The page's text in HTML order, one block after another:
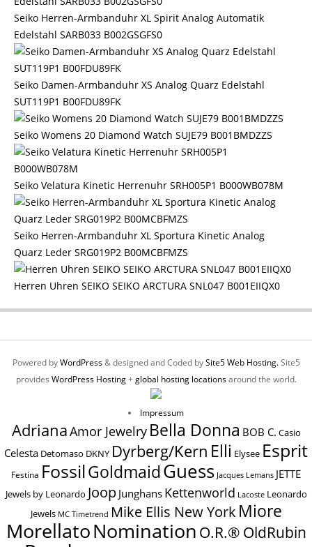
Seiko Herren-Armbanduhr XL Spirit Analog Automatik
Edelstahl SARB033 B002GSGFS0
Seiko Damen-Armbanduhr XS Analog Quarz Edelstahl
SUT119P1 B00FDU89FK
Seiko Womens 20 Diamond Watch SUJE79 B001BMDZZS
Seiko Velatura Kinetic Herrenuhr SRH005P1 B000WB078M
Seiko Herren-Armbanduhr XL Sportura Kinetic Analog
Quarz Leder SRG019P2 B00MCBFMZS
Herren Uhren SEIKO SEIKO ARCTURA SNL047 B001EIIQX0
Powered byWordPress& designed and Coded bySite5 Web Hosting.Site5
provides WordPress Hosting+global hosting locationsaround the world.
Impressum
AdrianaAmor Jewelry Bella Donna BOB C. Casio
Celesta Detomaso DKNY Dyrberg/Kern Elli Elysee Esprit
Festina FossilGoldmaidGuess Jacques Lemans JETTE
Jewels by Leonardo Joop Junghans Kettenworld Lacoste Leonardo
Jewels MC Timetrend Mike Ellis New York Miore
MorellatoNomination O.R.® OldRubin